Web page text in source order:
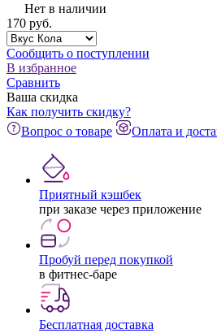
Нет в наличии
170 pуб.
Сообщить о поступлении
В избранное
Сравнить
Ваша скидка
Как получить скидку?
Вопрос о товаре
Оплата и
Приятный кэшбек
при заказе через приложение
Пробуй перед покупкой
в фитнес-баре
Бесплатная доставка